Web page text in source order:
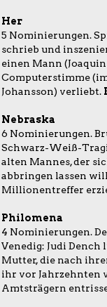
Her
5 Nominierungen.
schrieb und
einen Mann
Computerstimme
Johansson) verliebt.
Nebraska
6 Nominierungen.
Schwarz-Weiß-
alten Mannes, der
abbringen lassen
Millionentreffer
Philomena
4 Nominierungen.
Venedig: Judi
Mutter, die nach
ihr vor Jahrzehnten
Amtsträgern